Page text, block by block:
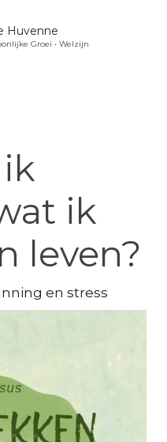
Huvenne
Groei • Welzijn
ik
leven?
en stress